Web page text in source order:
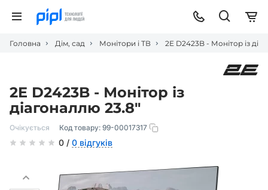
Головна Дім, сад Монітори і ТВ 2E D2423B - Монітор із
2E D2423B - Монітор із
діагоналлю 23.8″
Очікується Код товару: 99-00017317
0 / 0 відгуків